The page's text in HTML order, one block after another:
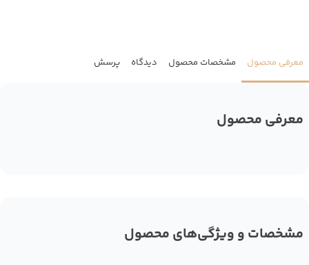
معرفی محصول مشخصات محصول دیدگاه پرسش
معرفی محصول
مشخصات و ویژگی‌های محصول